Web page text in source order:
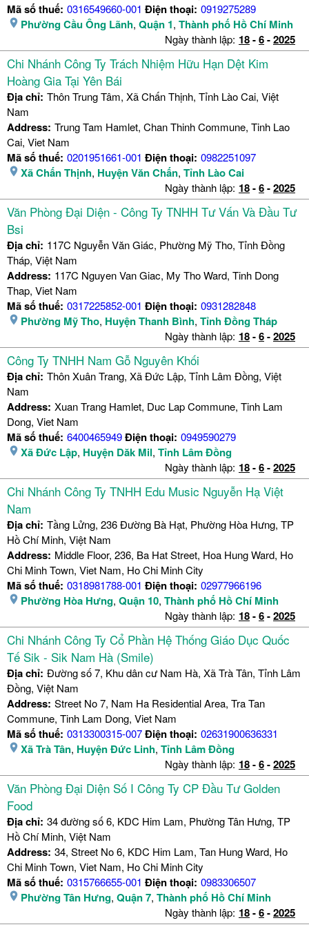
Mã số thuế: 0316549660-001 Điện thoại: 0919275289
Phường Cầu Ông Lãnh, Quận 1, Thành phố Hồ Chí Minh
Ngày thành lập: 18-6-2025
Chi Nhánh Công Ty Trách Nhiệm Hữu Hạn Dệt Kim
Hoàng Gia Tại Yên Bái
Địa chỉ: Thôn Trung Tâm, Xã Chấn Thịnh, Tỉnh Lào Cai, Việt
Nam
Address: Trung Tam Hamlet, Chan Thinh Commune, Tinh Lao
Cai, Viet Nam
Mã số thuế: 0201951661-001 Điện thoại: 0982251097
Xã Chấn Thịnh, Huyện Văn Chấn, Tỉnh Lào Cai
Ngày thành lập: 18-6-2025
Văn Phòng Đại Diện - Công Ty TNHH Tư Vấn Và Đầu Tư
Bsi
Địa chỉ: 117C Nguyễn Văn Giác, Phường Mỹ Tho, Tỉnh Đồng
Tháp, Việt Nam
Address: 117C Nguyen Van Giac, My Tho Ward, Tinh Dong
Thap, Viet Nam
Mã số thuế: 0317225852-001 Điện thoại: 0931282848
Phường Mỹ Tho, Huyện Thanh Bình, Tỉnh Đồng Tháp
Ngày thành lập: 18-6-2025
Công Ty TNHH Nam Gỗ Nguyên Khối
Địa chỉ: Thôn Xuân Trang, Xã Đức Lập, Tỉnh Lâm Đồng, Việt
Nam
Address: Xuan Trang Hamlet, Duc Lap Commune, Tinh Lam
Dong, Viet Nam
Mã số thuế: 6400465949Điện thoại: 0949590279
Xã Đức Lập, Huyện Dăk Mil, Tỉnh Lâm Đồng
Ngày thành lập: 18-6-2025
Chi Nhánh Công Ty TNHH Edu Music Nguyễn Hạ Việt
Nam
Địa chỉ: Tầng Lửng, 236 Đường Bà Hạt, Phường Hòa Hưng, TP
Hồ Chí Minh, Việt Nam
Address: Middle Floor, 236, Ba Hat Street, Hoa Hung Ward, Ho
Chi Minh Town, Viet Nam, Ho Chi Minh City
Mã số thuế: 0318981788-001 Điện thoại: 02977966196
Phường Hòa Hưng, Quận 10, Thành phố Hồ Chí Minh
Ngày thành lập: 18-6-2025
Chi Nhánh Công Ty Cổ Phần Hệ Thống Giáo Dục Quốc
Tế Sik - Sik Nam Hà (Smile)
Địa chỉ: Đường số 7, Khu dân cư Nam Hà, Xã Trà Tân, Tỉnh Lâm
Đồng, Việt Nam
Address: Street No 7, Nam Ha Residential Area, Tra Tan
Commune, Tinh Lam Dong, Viet Nam
Mã số thuế: 0313300315-007Điện thoại: 02631900636331
Xã Trà Tân, Huyện Đức Linh, Tỉnh Lâm Đồng
Ngày thành lập: 18-6-2025
Văn Phòng Đại Diện Số I Công Ty CP Đầu Tư Golden
Food
Địa chỉ: 34 đường số 6, KDC Him Lam, Phường Tân Hưng, TP
Hồ Chí Minh, Việt Nam
Address: 34, Street No 6, KDC Him Lam, Tan Hung Ward, Ho
Chi Minh Town, Viet Nam, Ho Chi Minh City
Mã số thuế: 0315766655-001 Điện thoại: 0983306507
Phường Tân Hưng, Quận 7, Thành phố Hồ Chí Minh
Ngày thành lập: 18-6-2025